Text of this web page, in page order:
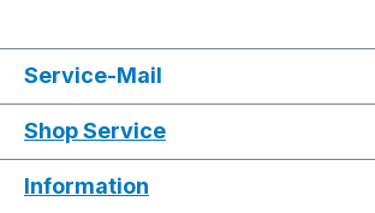
Service-Mail
Shop Service
Information